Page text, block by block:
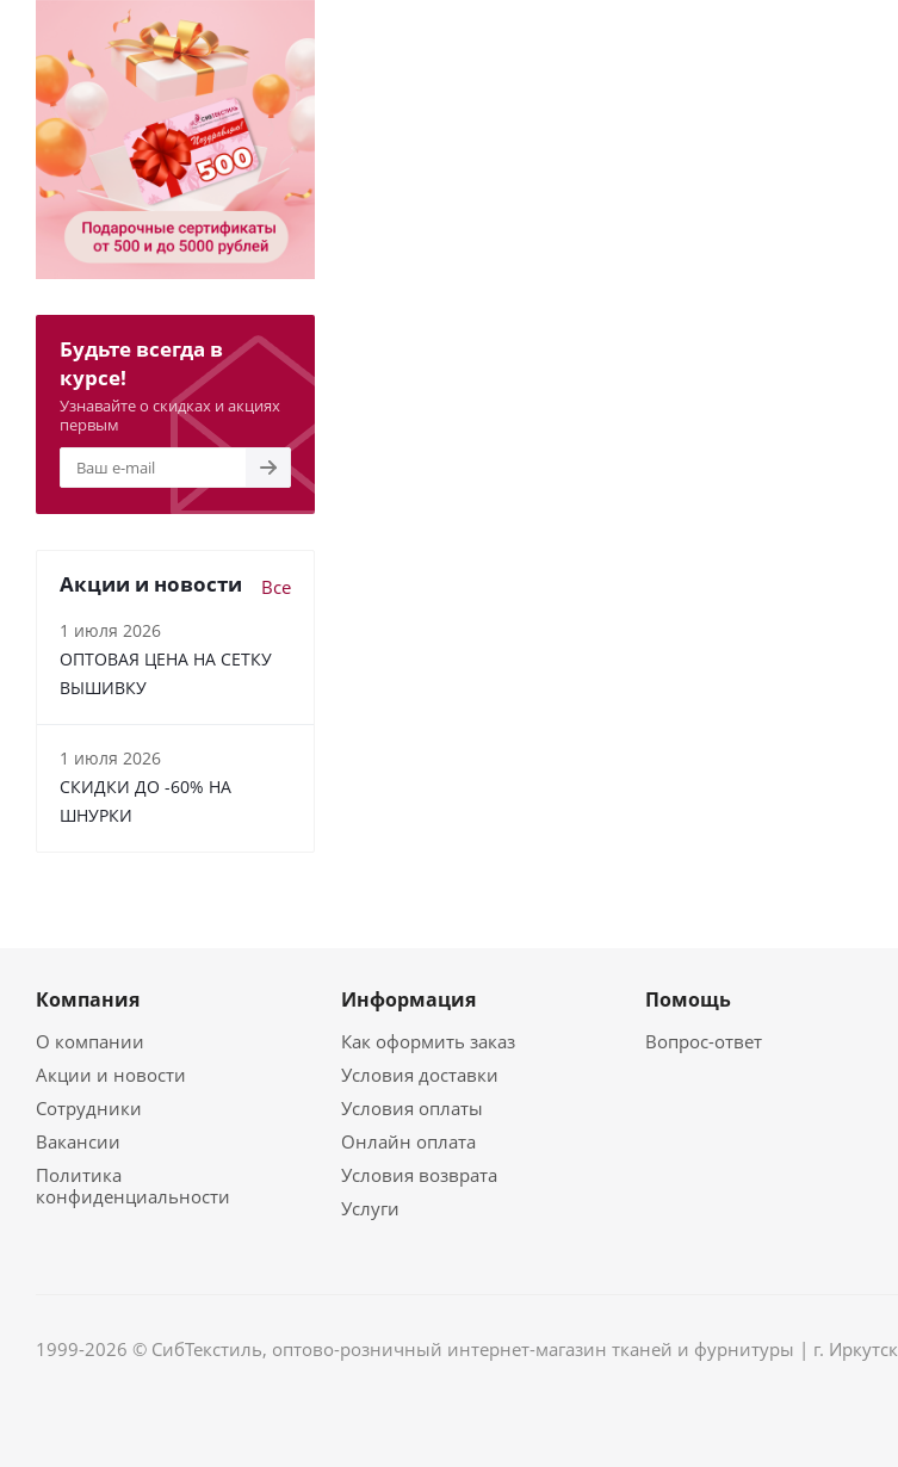
Будьте всегда в
курсе!
Узнавайте о скидках и акциях
первым
Акции и новости Все
1 июля 2026
ОПТОВАЯ ЦЕНА НА СЕТКУ
ВЫШИВКУ
1 июля 2026
СКИДКИ ДО -60% НА
ШНУРКИ
Компания
О компании
Акции и новости
Сотрудники
Вакансии
Политика
конфиденциальности
Информация
Как оформить заказ
Условия доставки
Условия оплаты
Онлайн оплата
Условия возврата
Услуги
Помощь
Вопрос-ответ
1999-2026 © СибТекстиль, оптово-розничный интернет-магазин тканей и фурнитуры | г. Иркутск